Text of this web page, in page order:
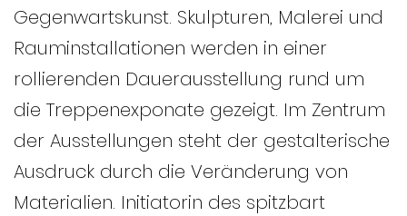
Gegenwartskunst. Skulpturen, Malerei und
Rauminstallationen werden in einer
rollierenden Dauerausstellung rund um
die Treppenexponate gezeigt. Im Zentrum
der Ausstellungen steht der gestalterische
Ausdruck durch die Veränderung von
Materialien. Initiatorin des spitzbart